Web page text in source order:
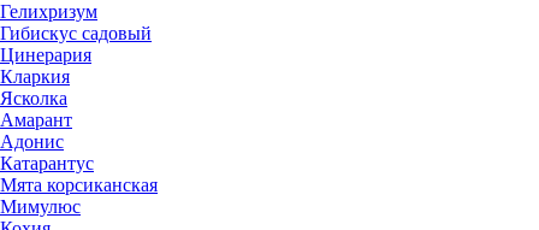
Гелихризум
Гибискус садовый
Цинерария
Кларкия
Ясколка
Амарант
Адонис
Катарантус
Мята корсиканская
Мимулюс